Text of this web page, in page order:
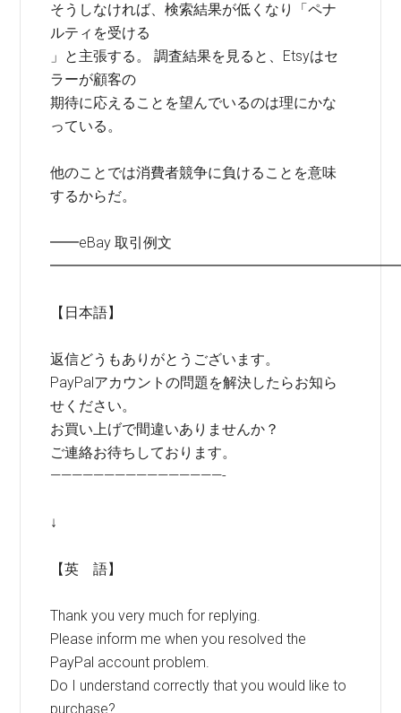
そうしなければ、検索結果が低くなり「ペナ
ルティを受ける
」と主張する。 調査結果を見ると、Etsyはセ
ラーが顧客の
期待に応えることを望んでいるのは理にかな
っている。
他のことでは消費者競争に負けることを意味
するからだ。
━━eBay 取引例文
【日本語】
返信どうもありがとうございます。
PayPalアカウントの問題を解決したらお知ら
せください。
お買い上げで間違いありませんか？
ご連絡お待ちしております。
————————————————-
↓
【英 語】
Thank you very much for replying.
Please inform me when you resolved the
PayPal account problem.
Do I understand correctly that you would like to
purchase?